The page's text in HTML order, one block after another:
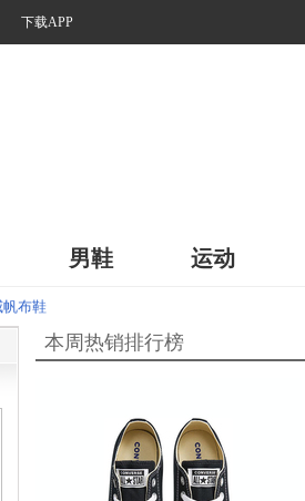
下载APP
男鞋 运动
帆布鞋
本周热销排行榜